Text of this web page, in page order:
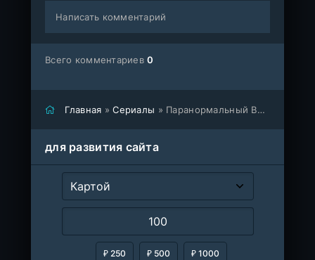
Написать комментарий
Всего комментариев0
Главная »Сериалы » Паранормальный Веллингтон
для развития сайта
₽ 250 ₽ 500 ₽ 1000